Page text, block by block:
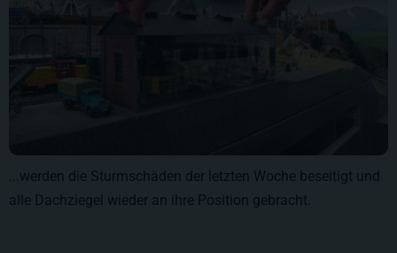
...werden die Sturmschäden der letzten Woche beseitigt und
alle Dachziegel wieder an ihre Position gebracht.